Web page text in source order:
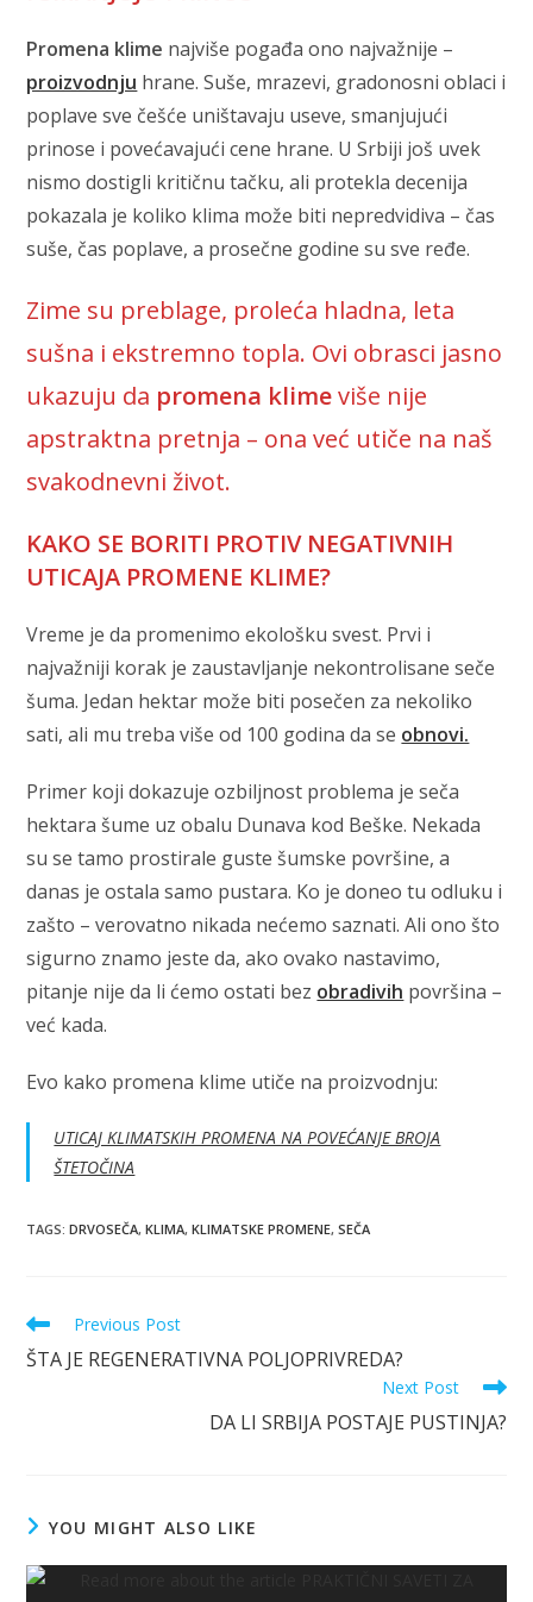
Promena klime najviše pogađa ono najvažnije –
proizvodnju hrane. Suše, mrazevi, gradonosni oblaci i
poplave sve češće uništavaju useve, smanjujući
prinose i povećavajući cene hrane. U Srbiji još uvek
nismo dostigli kritičnu tačku, ali protekla decenija
pokazala je koliko klima može biti nepredvidiva – čas
suše, čas poplave, a prosečne godine su sve ređe.
Zime su preblage, proleća hladna, leta
sušna i ekstremno topla. Ovi obrasci jasno
ukazuju da promena klimeviše nije
apstraktna pretnja – ona već utiče na naš
svakodnevni život.
KAKO SE BORITI PROTIV NEGATIVNIH
UTICAJA PROMENE KLIME?
Vreme je da promenimo ekološku svest. Prvi i
najvažniji korak je zaustavljanje nekontrolisane seče
šuma. Jedan hektar može biti posečen za nekoliko
sati, ali mu treba više od 100 godina da se obnovi.
Primer koji dokazuje ozbiljnost problema je seča
hektara šume uz obalu Dunava kod Beške. Nekada
su se tamo prostirale guste šumske površine, a
danas je ostala samo pustara. Ko je doneo tu odluku i
zašto – verovatno nikada nećemo saznati. Ali ono što
sigurno znamo jeste da, ako ovako nastavimo,
pitanje nije da li ćemo ostati bez obradivih površina –
već kada.
Evo kako promena klime utiče na proizvodnju:
UTICAJ KLIMATSKIH PROMENA NA POVEĆANJE BROJA
ŠTETOČINA
TAGS:DRVOSEČA, KLIMA, KLIMATSKE PROMENE, SEČA
Read
more
articles
Previous Post
ŠTA JE REGENERATIVNA POLJOPRIVREDA?
Next Post
DA LI SRBIJA POSTAJE PUSTINJA?
YOU MIGHT ALSO LIKE